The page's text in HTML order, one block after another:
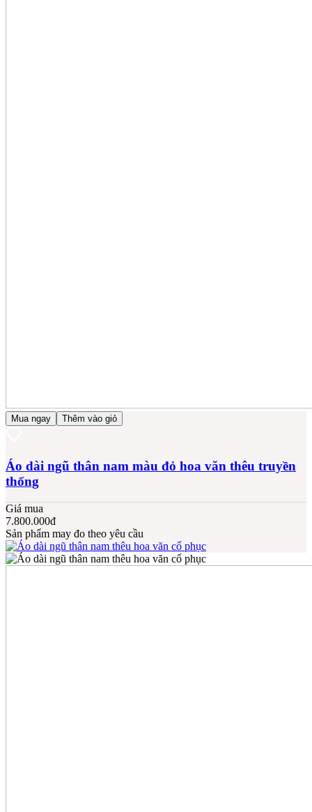
Mua ngay Thêm vào giỏ
Áo dài ngũ thân nam màu đỏ hoa văn thêu truyền
thống
Giá mua
7.800.000đ
Sản phẩm may đo theo yêu cầu